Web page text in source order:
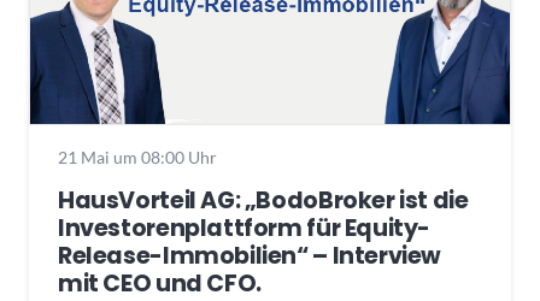
21 Mai um 08:00 Uhr
HausVorteil AG: „BodoBroker ist die
Investorenplattform für Equity-
Release-Immobilien“ – Interview
mit CEO und CFO.